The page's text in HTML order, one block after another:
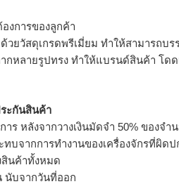
งการของลูกค้า
ยวัสดุเกรดพรีเมี่ยม ทำให้สามารถบ
หลายรูปทรง ทำให้แบรนด์สินค้า โดด
ระกันสินค้า
าร หลังจากวางเงินมัดจำ 50% ของจ
ทบจากการทำงานของเครื่องจักรที่ผิด
สินค้าทั้งหมด
นับจากวันที่ออก